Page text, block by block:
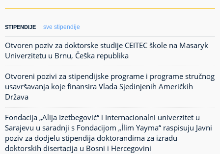
STIPENDIJE sve stipendije
Otvoren poziv za doktorske studije CEITEC škole na Masaryk
Univerzitetu u Brnu, Češka republika
Otvoreni pozivi za stipendijske programe i programe stručnog
usavršavanja koje finansira Vlada Sjedinjenih Američkih
Država
Fondacija „Alija Izetbegović“ i Internacionalni univerzitet u
Sarajevu u saradnji s Fondacijom „İlim Yayma“ raspisuju Javni
poziv za dodjelu stipendija doktorandima za izradu
doktorskih disertacija u Bosni i Hercegovini